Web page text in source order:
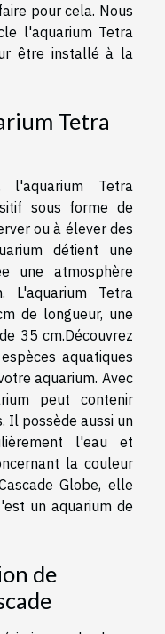
pour cela. Nous
l'aquarium Tetra
être installé à la
Tetra
l'aquarium Tetra
sous forme de
ou à élever des
détient une
une atmosphère
L'aquarium Tetra
de longueur, une
35 cm.Découvrez
aquatiques
aquarium. Avec
peut contenir
Il possède aussi un
l'eau et
la couleur
Globe, elle
un aquarium de
de